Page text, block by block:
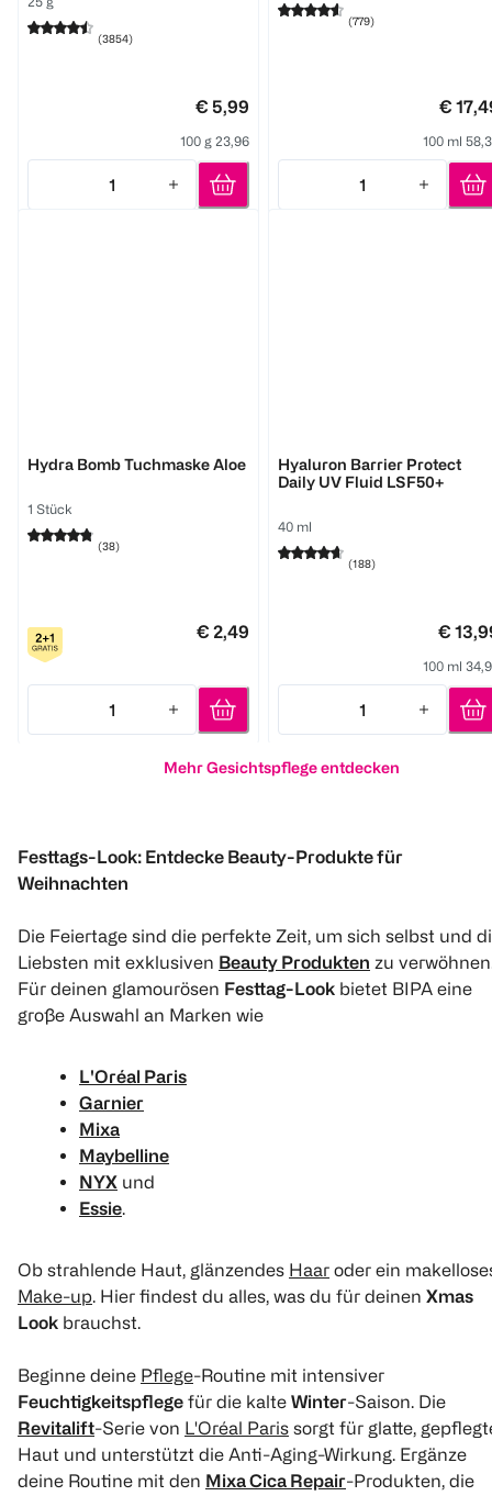
(3854)
€ 5,99
100 g 23,96
1
Quantity: 1
(779)
€
100 ml
1
Quantity: 1
Hydra Bomb Tuchmaske Aloe
1 Stück
(38)
€ 2,49
1
Quantity: 1
Hyaluron Barrier Protect
Daily UV Fluid LSF50+
40 ml
(188)
€
100 ml
1
Quantity: 1
Mehr Gesichtspflege entdecken
Festtags-Look: Entdecke Beauty-Produkte für
Weihnachten
Die Feiertage sind die perfekte Zeit, um sich selbst und
Liebsten mit exklusiven Beauty Produkten zu
Für deinen glamourösen Festtag-Look bietet BIPA eine
große Auswahl an Marken wie
L'Oréal Paris
Garnier
Mixa
Maybelline
NYX und
Essie.
Ob strahlende Haut, glänzendes Haar oder ein
Make-up. Hier findest du alles, was du für deinen Xmas
Look brauchst.
Beginne deine Pflege-Routine mit intensiver
Feuchtigkeitspflege für die kalte Winter-Saison. Die
Revitalift-Serie von L'Oréal Paris sorgt für glatte,
Haut und unterstützt die Anti-Aging-Wirkung. Ergänze
deine Routine mit den Mixa Cica Repair-Produkten, die